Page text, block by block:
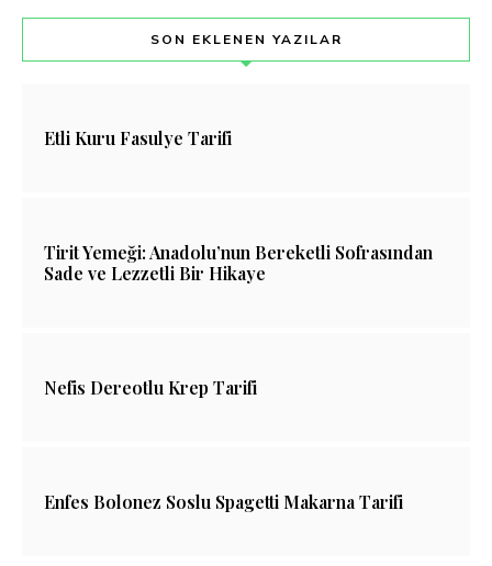
SON EKLENEN YAZILAR
Etli Kuru Fasulye Tarifi
Tirit Yemeği: Anadolu’nun Bereketli Sofrasından
Sade ve Lezzetli Bir Hikaye
Nefis Dereotlu Krep Tarifi
Enfes Bolonez Soslu Spagetti Makarna Tarifi